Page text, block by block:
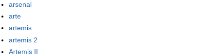
arsenal
arte
artemis
artemis 2
Artemis II